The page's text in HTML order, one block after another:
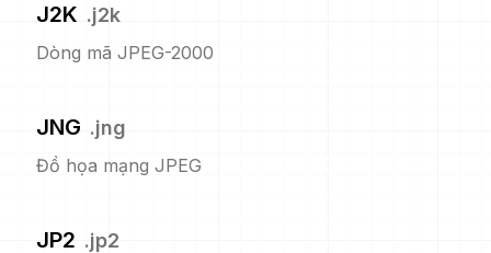
J2K .j2k
Dòng mã JPEG-2000
JNG .jng
Đồ họa mạng JPEG
JP2 .jp2